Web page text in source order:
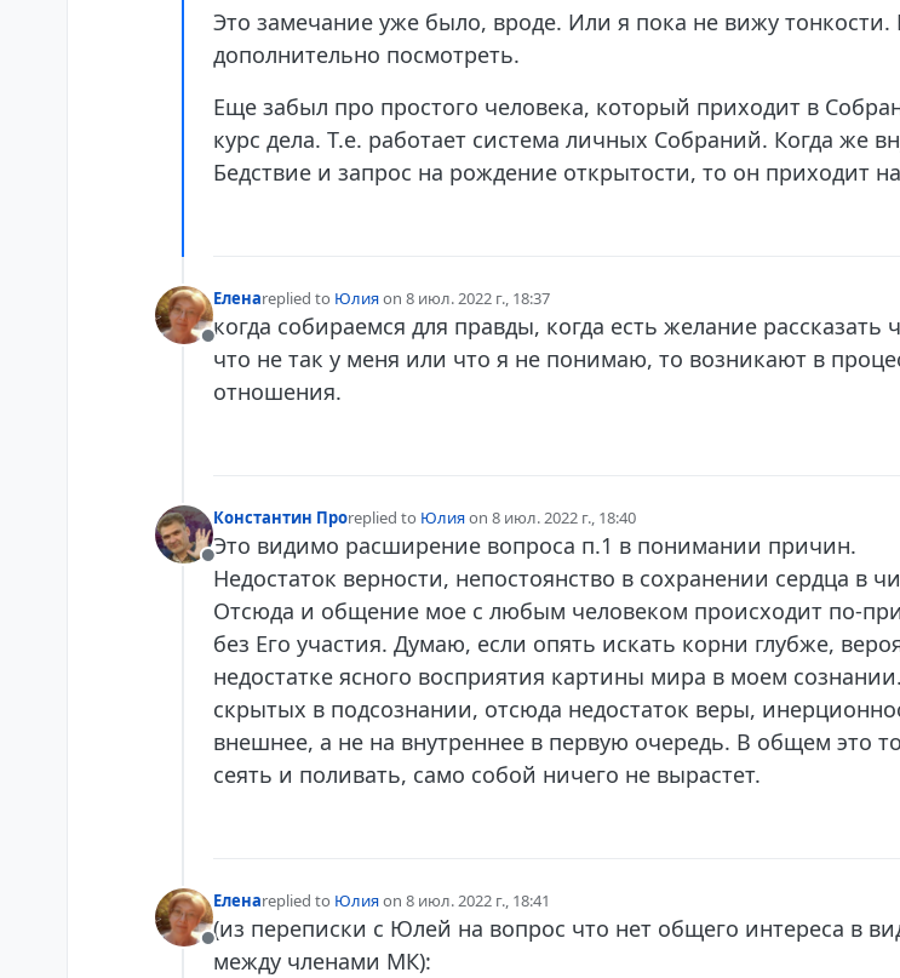
Это замечание уже было, вроде. Или я пока не вижу
дополнительно посмотреть.
Еще забыл про простого человека, который приходит в
курс дела. Т.е. работает система личных Собраний. Когда же
Бедствие и запрос на рождение открытости, то он приходит
Не в сети
Еленаreplied to Юлияon 8 июл. 2022 г., 18:37
отредактировано
когда собираемся для правды, когда есть желание рассказать
что не так у меня или что я не понимаю, то возникают в
отношения.
Не в сети
Константин Проreplied to Юлияon 8 июл. 2022 г., 18:40
отредактировано
Это видимо расширение вопроса п.1 в понимании причин.
Недостаток верности, непостоянство в сохранении сердца в
Отсюда и общение мое с любым человеком происходит по-
без Его участия. Думаю, если опять искать корни глубже,
недостатке ясного восприятия картины мира в моем
скрытых в подсознании, отсюда недостаток веры,
внешнее, а не на внутреннее в первую очередь. В общем это
сеять и поливать, само собой ничего не вырастет.
Не в сети
Еленаreplied to Юлияon 8 июл. 2022 г., 18:41
отредактировано
(из переписки с Юлей на вопрос что нет общего интереса в
между членами МК):